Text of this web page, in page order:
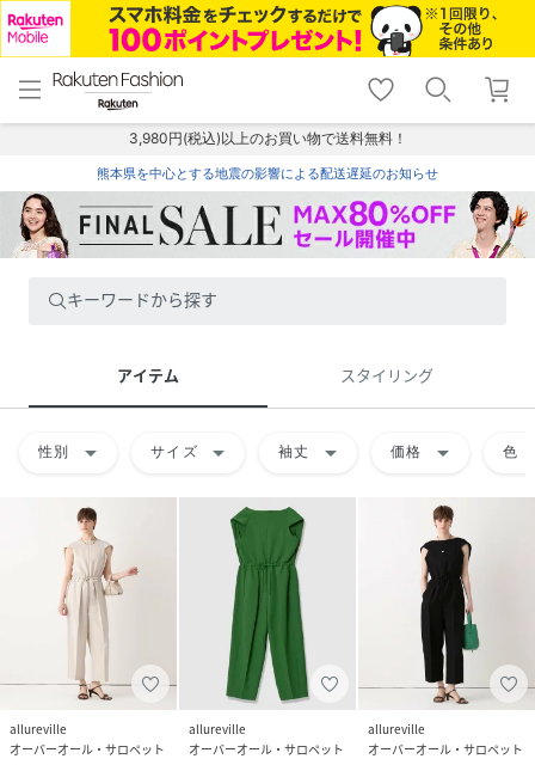
menu home
トップ
shopping_cart lock_outline
ログイン
3,980円(税込)以上のお買い物で送料無料！
熊本県を中心とする地震の影響による配送遅延のお知らせ
キーワードから探す
アイテム スタイリング
性別 arrow_drop_down サイズ arrow_drop_down 袖丈 arrow_drop_down 価格 arrow_drop_down 色
allureville
オーバーオール・サロペット
allureville
オーバーオール・サロペット
allureville
オーバーオール・サロペット